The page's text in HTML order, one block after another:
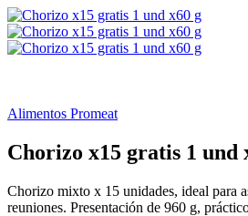
Alimentos Promeat
Chorizo x15 gratis 1 und
Chorizo mixto x 15 unidades, ideal para
reuniones. Presentación de 960 g,